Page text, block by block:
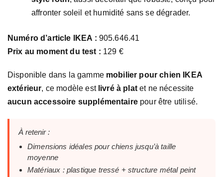
affronter soleil et humidité sans se dégrader.
Numéro d’article IKEA : 905.646.41
Prix au moment du test : 129 €
Disponible dans la gamme mobilier pour chien IKEA
extérieur, ce modèle est livré à platet ne nécessite
aucun accessoire supplémentairepour être utilisé.
À retenir :
Dimensions idéales pour chiens jusqu’à taille
moyenne
Matériaux : plastique tressé + structure métal peint